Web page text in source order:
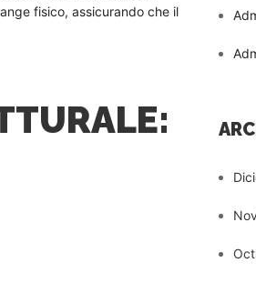
fisico, assicurando che il